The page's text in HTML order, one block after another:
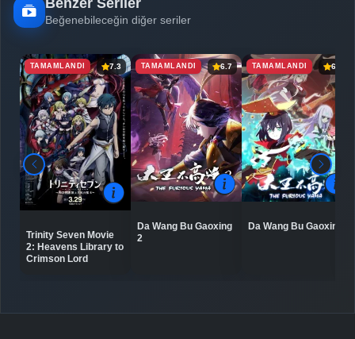
Beğenebileceğin diğer seriler
TAMAMLANDI 7.3
Trinity Seven Movie
2: Heavens Library to
Crimson Lord
TAMAMLANDI 6.7
Da Wang Bu Gaoxing
2
TAMAMLANDI 6.5
Da Wang Bu Gaoxing